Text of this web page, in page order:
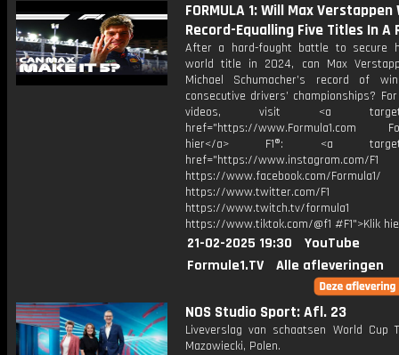
FORMULA 1: Will Max Verstappen
Record-Equalling Five Titles In A
After a hard-fought battle to secure
world title in 2024, can Max
Michael Schumacher’s record of
consecutive drivers’ championships?
videos, visit <a
href="https://www.Formula1.com
hier</a> F1®: <a
href="https://www.instagram.com/F1
https://www.facebook.com/Formula1/
https://www.twitter.com/F1
https://www.twitch.tv/formula1
https://www.tiktok.com/@f1 #F1">Klik
21-02-2025 19:30
YouTube
Formule1.TV
Alle afleveringen
NOS Studio Sport: Afl. 23
Liveverslag van schaatsen World Cup
Mazowiecki, Polen.